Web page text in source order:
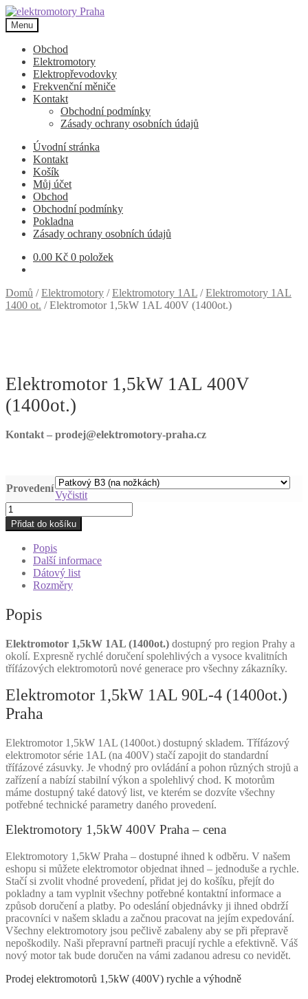
Přeskočit
na
navigaci
Přejít
k
obsahu
webu
Menu
Obchod
Elektromotory
Elektropřevodovky
Frekvenční měniče
Kontakt
Obchodní podmínky
Zásady ochrany osobních údajů
Úvodní stránka
Kontakt
Košík
Můj účet
Obchod
Obchodní podmínky
Pokladna
Zásady ochrany osobních údajů
0.00 Kč 0 položek
Domů /Elektromotory /Elektromotory 1AL /Elektromotory 1AL
1400 ot. /Elektromotor 1,5kW 1AL 400V (1400ot.)
Elektromotor 1,5kW 1AL 400V
(1400ot.)
Kontakt – prodej@elektromotory-praha.cz
Provedení
Vyčistit
Elektromotor
1,5kW
1AL
400V
(1400ot.)
množství
Přidat do košíku
Popis
Další informace
Dátový list
Rozměry
Popis
Elektromotor 1,5kW 1AL (1400ot.) dostupný pro region Prahy a
okolí. Expresně rychlé doručení spolehlivých a vysoce kvalitních
třífázových elektromotorů nové generace pro všechny zákazníky.
Elektromotor 1,5kW 1AL 90L-4 (1400ot.)
Praha
Elektromotor 1,5kW 1AL (1400ot.) dostupný skladem. Třífázový
elektromotor série 1AL (na 400V) stačí zapojit do standardní
třífázové zásuvky. Je vhodný pro ovládání a pohon různých strojů a
zařízení a nabízí stabilní výkon a spolehlivý chod. K motorům
máme dostupný také datový list, ve kterém se dozvíte všechny
potřebné technické parametry daného provedení.
Elektromotory 1,5kW 400V Praha – cena
Elektromotory 1,5kW Praha – dostupné ihned k odběru. V našem
eshopu si můžete elektromotor objednat ihned – jednoduše a rychle.
Stačí si zvolit vhodné provedení, přidat jej do košíku, přejít do
pokladny a tam vyplnit všechny potřebné kontaktní informace a
způsob doručení a platby. Po odeslání objednávky ji ihned obdrží
pracovníci v našem skladu a začnou pracovat na jejím expedování.
Všechny elektromotory jsou pečlivě zabaleny aby se při přepravě
nepoškodily. Naši přepravní partneři pracují rychle a efektivně. Váš
nový motor tak bude doručen na vámi zadanou adresu co nevidět.
Prodej elektromotorů 1,5kW (400V) rychle a výhodně